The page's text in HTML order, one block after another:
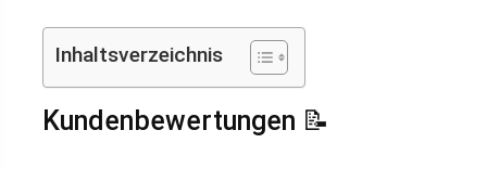
Inhaltsverzeichnis
Kundenbewertungen 📝